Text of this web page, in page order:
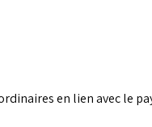
en lien avec le